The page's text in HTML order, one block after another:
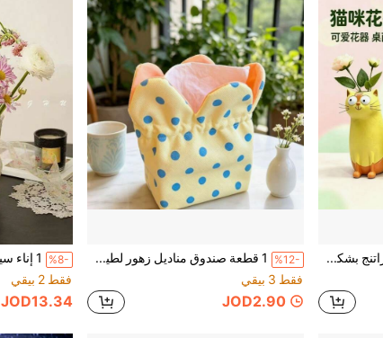
1 قطعة إناء زهور من الراتنج بشكل قطة ثلاثي الأبعاد مرسوم يدويًا بأسلوب نورديك مطفي لطيف، حامل زهور قطة كرتوني جذاب، ديكور منزلي ناعم للفتيات، إناء زهور ديكوري للزهور المقطوعة الطازجة والزراعة المائية لسطح الطاولة في غرفة المعيشة والمكتب والمدخل
%12-
1 قطعة صندوق مناديل زهور لطيف، حامل مناديل لغرفة المعيشة، غطاء مناديل ديكور منزلي نورديك INS، غرفة النوم
فقط 3 بيقي
JOD2.90
%8-
فقط 2 بيقي
JOD13.34